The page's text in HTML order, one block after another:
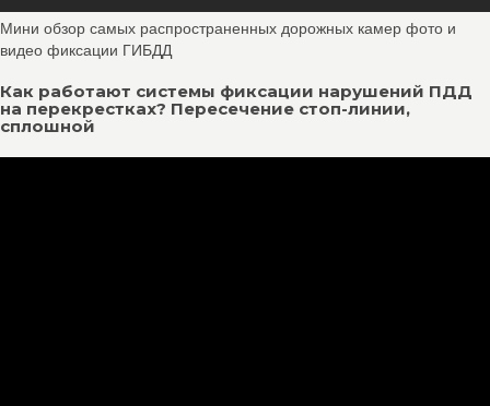
Мини обзор самых распространенных дорожных камер фото и
видео фиксации ГИБДД
Как работают системы фиксации нарушений ПДД
на перекрестках? Пересечение стоп-линии,
сплошной